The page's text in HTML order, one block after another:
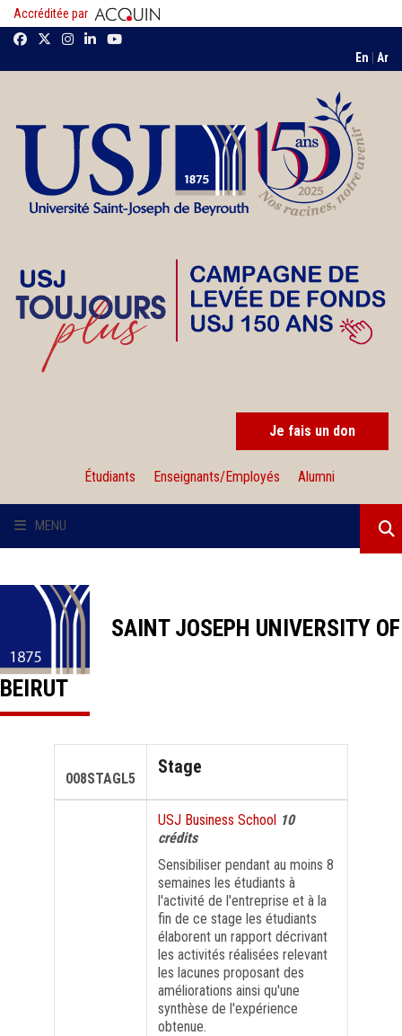
Accréditée par
En Ar
Je fais un don
Étudiants Enseignants/Employés Alumni
MENU
INSTITUTIONS
ADMISSION
RECHERCHE
INTERNATIONAL
FORMATION PROFESSIONNELLE
SAINT JOSEPH UNIVERSITY OF
BEIRUT
008STAGL5
Stage
USJ Business School 10
crédits
Sensibiliser pendant au moins 8
semaines les étudiants à
l'activité de l'entreprise et à la
fin de ce stage les étudiants
élaborent un rapport décrivant
les activités réalisées relevant
les lacunes proposant des
améliorations ainsi qu'une
synthèse de l'expérience
obtenue.